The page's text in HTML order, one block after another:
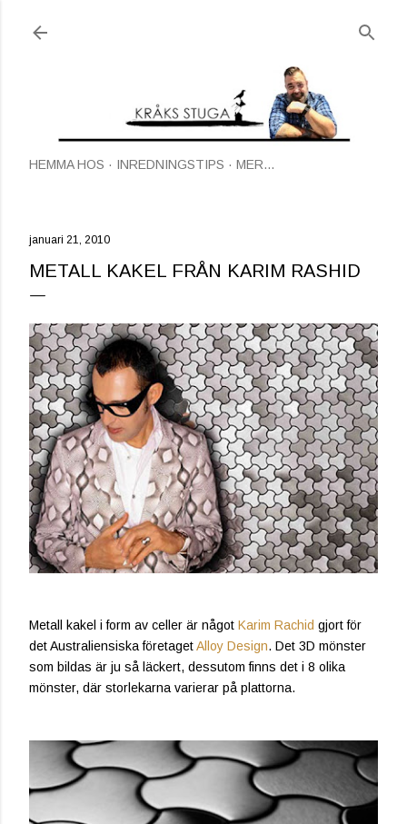
HEMMA HOS INREDNINGSTIPS MER…
januari 21, 2010
METALL KAKEL FRÅN KARIM RASHID
Metall kakel i form av celler är något Karim Rachid gjort för
det Australiensiska företagetAlloy Design. Det 3D mönster
som bildas är ju så läckert, dessutom finns det i 8 olika
mönster, där storlekarna varierar på plattorna.